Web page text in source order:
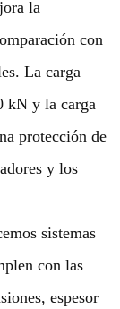
la
con
La carga
kN y la carga
protección de
y los
sistemas
con las
espesor